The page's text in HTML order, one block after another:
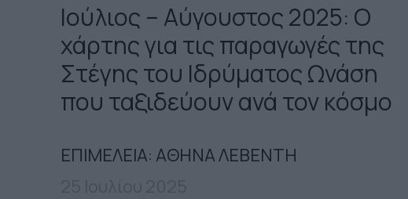
Ιούλιος – Αύγουστος 2025: Ο
χάρτης για τις παραγωγές της
Στέγης του Ιδρύματος Ωνάση
που ταξιδεύουν ανά τον κόσμο
ΕΠΙΜΕΛΕΙΑ: ΑΘΗΝΑ ΛΕΒΕΝΤΗ